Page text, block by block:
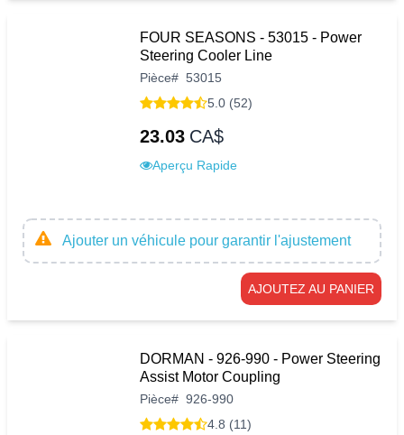
FOUR SEASONS - 53015 - Power
Steering Cooler Line
Pièce# 53015
5.0 (52)
23.03 CA$
Aperçu Rapide
Ajouter un véhicule pour garantir l'ajustement
AJOUTEZ AU PANIER
DORMAN - 926-990 - Power Steering
Assist Motor Coupling
Pièce# 926-990
4.8 (11)